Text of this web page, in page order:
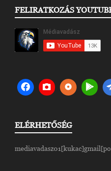
FELIRATKOZÁS
ELÉRHETŐSÉG